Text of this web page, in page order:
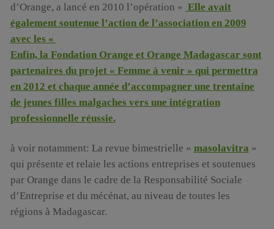
d’Orange, a lancé en 2010 l’opération « Elle avait
également soutenue l’action de l’association en 2009
avec les «
Enfin, la Fondation Orange et Orange Madagascar sont
partenaires du projet « Femme à venir » qui permettra
en 2012 et chaque année d’accompagner une trentaine
de jeunes filles malgaches vers une intégration
professionnelle réussie.
à voir notamment: La revue bimestrielle « masolavitra »
qui présente et relaie les actions entreprises et soutenues
par Orange dans le cadre de la Responsabilité Sociale
d’Entreprise et du mécénat, au niveau de toutes les
régions à Madagascar.